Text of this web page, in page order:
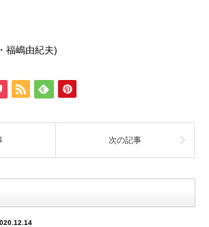
福嶋由紀夫)
次の記事